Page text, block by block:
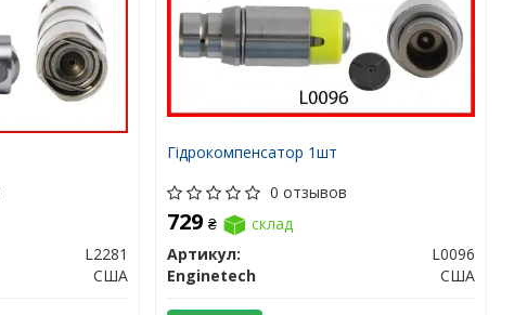
L2281
США
Гідрокомпенсатор 1шт
0 отзывов
729₴
склад
Артикул:
L0096
Enginetech
США